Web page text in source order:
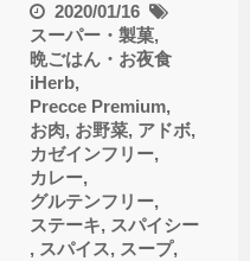
2020/01/16
スーパー・製菓,
晩ごはん・お夜食
iHerb,
Precce Premium,
お肉, お野菜, アドボ,
カゼインフリー,
カレー,
グルテンフリー,
ステーキ, スパイシー
, スパイス, スープ,